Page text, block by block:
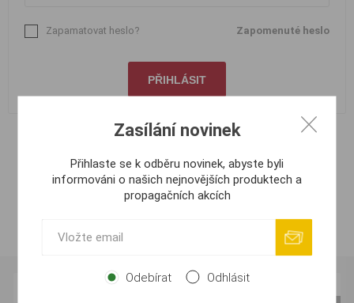
Zapomenuté heslo
Zapamatovat heslo?
PŘIHLÁSIT
Zasílání novinek
Přihlaste se k odběru novinek, abyste byli
informováni o našich nejnovějších produktech a
propagačních akcích
Odebírat Odhlásit